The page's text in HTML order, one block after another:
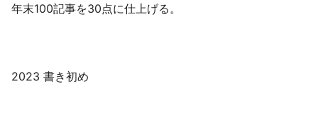
年末100記事を30点に仕上げる。
2023 書き初め